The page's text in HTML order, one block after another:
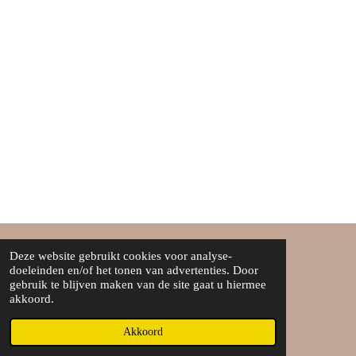
Deze website gebruikt cookies voor analyse-
doeleinden en/of het tonen van advertenties. Door
gebruik te blijven maken van de site gaat u hiermee
akkoord.
Akkoord
Over ons
Algemene voorwaarden